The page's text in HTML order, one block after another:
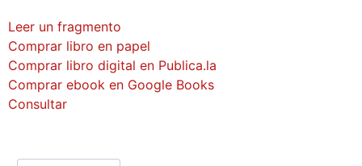
Leer un fragmento
Comprar libro en papel
Comprar libro digital en Publica.la
Comprar ebook en Google Books
Consultar